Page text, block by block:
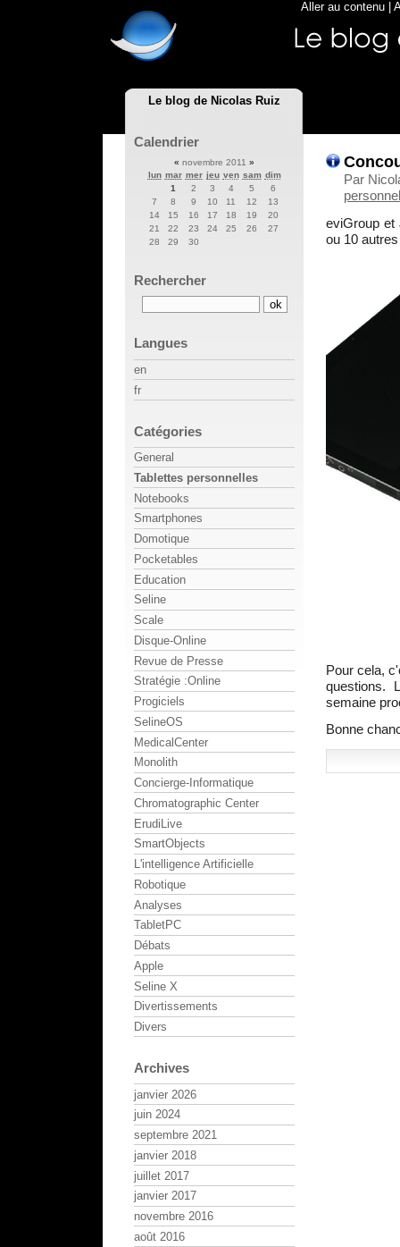
Le blog de Nicolas Ruiz
Aller au contenu
Par
eviGroup et
ou 10
Pour cela,
questions.
semaine
Bonne
Calendrier
« novembre 2011 »
lun mar mer jeu ven sam dim
1
2 3 4 5
6
7
8 9 10 11 12
13
14
15 16 17 18 19
20
21
22 23 24 25 26
27
28
29 30
Rechercher
Langues
en
fr
Catégories
General
Tablettes personnelles
Notebooks
Smartphones
Domotique
Pocketables
Education
Seline
Scale
Disque-Online
Revue de Presse
Stratégie :Online
Progiciels
SelineOS
MedicalCenter
Monolith
Concierge-Informatique
Chromatographic Center
ErudiLive
SmartObjects
L'intelligence Artificielle
Robotique
Analyses
TabletPC
Débats
Apple
Seline X
Divertissements
Divers
Archives
janvier 2026
juin 2024
septembre 2021
janvier 2018
juillet 2017
janvier 2017
novembre 2016
août 2016